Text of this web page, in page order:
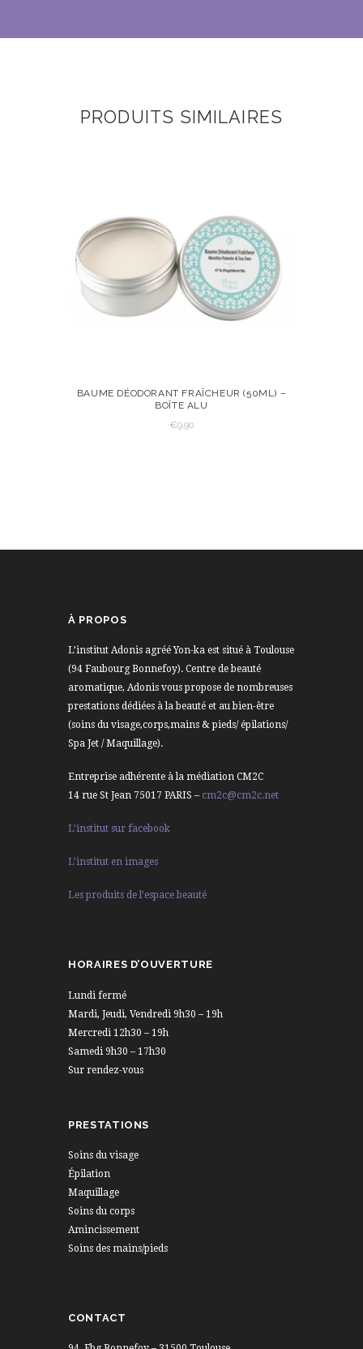
PRODUITS SIMILAIRES
BAUME DÉODORANT FRAÎCHEUR (50ML) –
BOÎTE ALU
€9.90
À PROPOS
L’institut Adonis agréé Yon-ka est situé à Toulouse
(94 Faubourg Bonnefoy). Centre de beauté
aromatique, Adonis vous propose de nombreuses
prestations dédiées à la beauté et au bien-être
(soins du visage,corps,mains & pieds/ épilations/
Spa Jet / Maquillage).
Entreprise adhérente à la médiation CM2C
14 rue St Jean 75017 PARIS – cm2c@cm2c.net
L’institut sur facebook
L’institut en images
Les produits de l’espace beauté
HORAIRES D’OUVERTURE
Lundi fermé
Mardi, Jeudi, Vendredi 9h30 – 19h
Mercredi 12h30 – 19h
Samedi 9h30 – 17h30
Sur rendez-vous
PRESTATIONS
Soins du visage
Épilation
Maquillage
Soins du corps
Amincissement
Soins des mains/pieds
CONTACT